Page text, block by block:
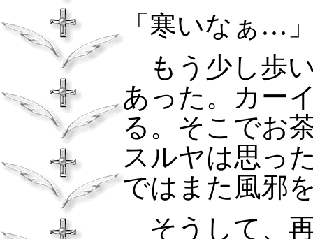
「寒いなぁ…
もう少し歩
あった。カー
る。そこでお
スルヤは思っ
ではまた風邪
そうして、